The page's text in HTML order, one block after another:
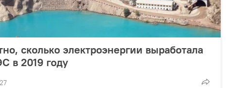
сколько электроэнергии выработала
в 2019 году